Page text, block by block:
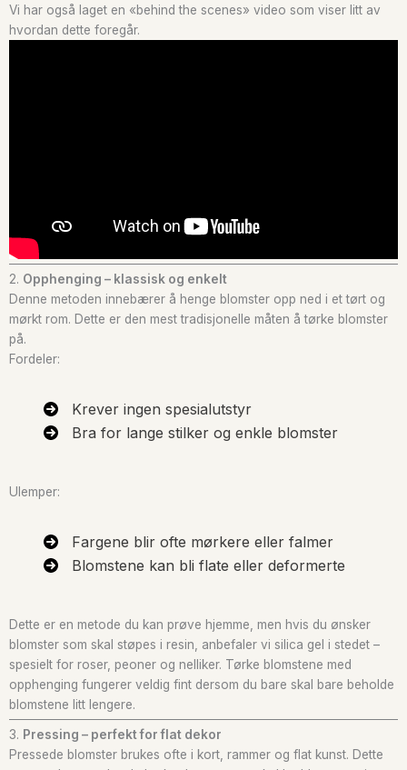
Vi har også laget en «behind the scenes» video som viser litt av
hvordan dette foregår.
2. Opphenging – klassisk og enkelt
Denne metoden innebærer å henge blomster opp ned i et tørt og
mørkt rom. Dette er den mest tradisjonelle måten å tørke blomster
på.
Fordeler:
Krever ingen spesialutstyr
Bra for lange stilker og enkle blomster
Ulemper:
Fargene blir ofte mørkere eller falmer
Blomstene kan bli flate eller deformerte
Dette er en metode du kan prøve hjemme, men hvis du ønsker
blomster som skal støpes i resin, anbefaler vi silica gel i stedet –
spesielt for roser, peoner og nelliker. Tørke blomstene med
opphenging fungerer veldig fint dersom du bare skal bare beholde
blomstene litt lengere.
3. Pressing – perfekt for flat dekor
Pressede blomster brukes ofte i kort, rammer og flat kunst. Dette